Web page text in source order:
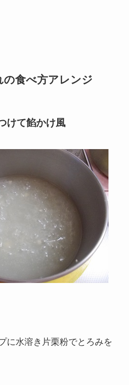
食べ方アレンジ
けて餡かけ風
に水溶き片栗粉でとろみを